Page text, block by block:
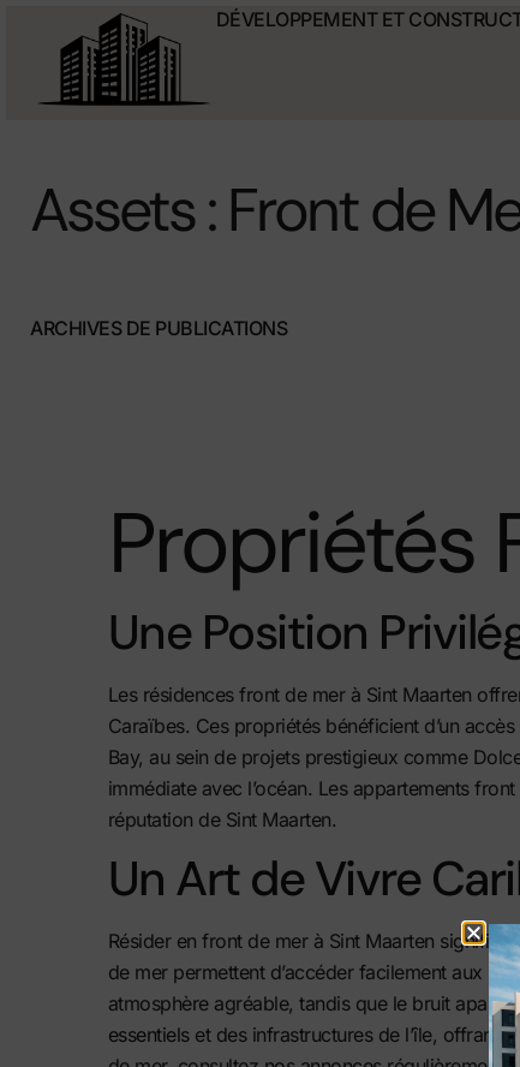
DÉVELOPPEMENT ET
Assets : Front de
ARCHIVES DE PUBLICATIONS
Propriétés
Une Position
Les résidences front de mer à Sint Maarten
Caraïbes. Ces propriétés bénéficient d’un
Bay, au sein de projets prestigieux comme
immédiate avec l’océan. Les appartements
réputation de Sint Maarten.
Un Art de Vivre
Résider en front de mer à Sint Maarten signifie
de mer permettent d’accéder facilement aux
atmosphère agréable, tandis que le bruit
essentielset des infrastructures de l’île, offrant